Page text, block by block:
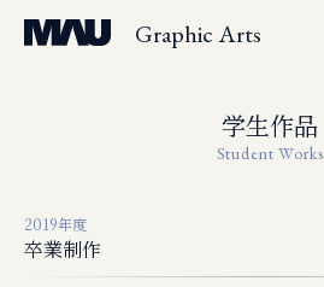
Graphic Arts
学生作品
Student Works
2019年度
卒業制作